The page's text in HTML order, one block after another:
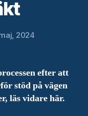
2024
efter att
stöd på vägen
läs vidare här.